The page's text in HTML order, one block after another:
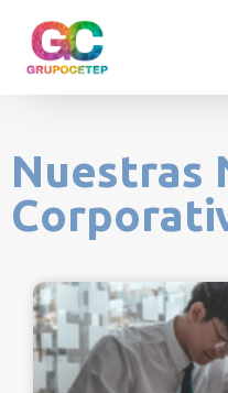
Nuestras